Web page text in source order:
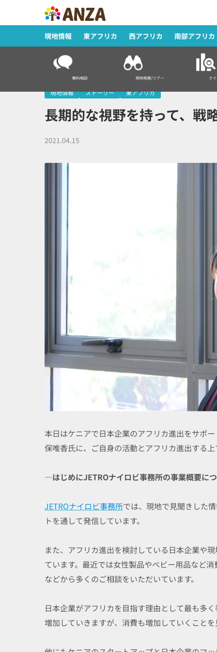
現地情報 東アフリカ 西アフリカ 南部アフリカ
無料相談 現地視察/ツアー ク
HOME 現地情報 長期的な視野を持って、戦略的なアフリカ進出
現地情報 ストーリー 東アフリカ
長期的な視野を持って、戦
2021.04.15
本日はケニアで日本企業のアフリカ進出をサポ
保唯香氏に、ご自身の活動とアフリカ進出する
―はじめにJETROナイロビ事務所の事業概要に
JETROナイロビ事務所では、現地で見聞きした
トを通して発信しています。
また、アフリカ進出を検討している日本企業や
ています。最近では女性製品やベビー用品など
などから多くのご相談をいただいています。
日本企業がアフリカを目指す理由として最も多
増加していきますが、消費も増加していくこと